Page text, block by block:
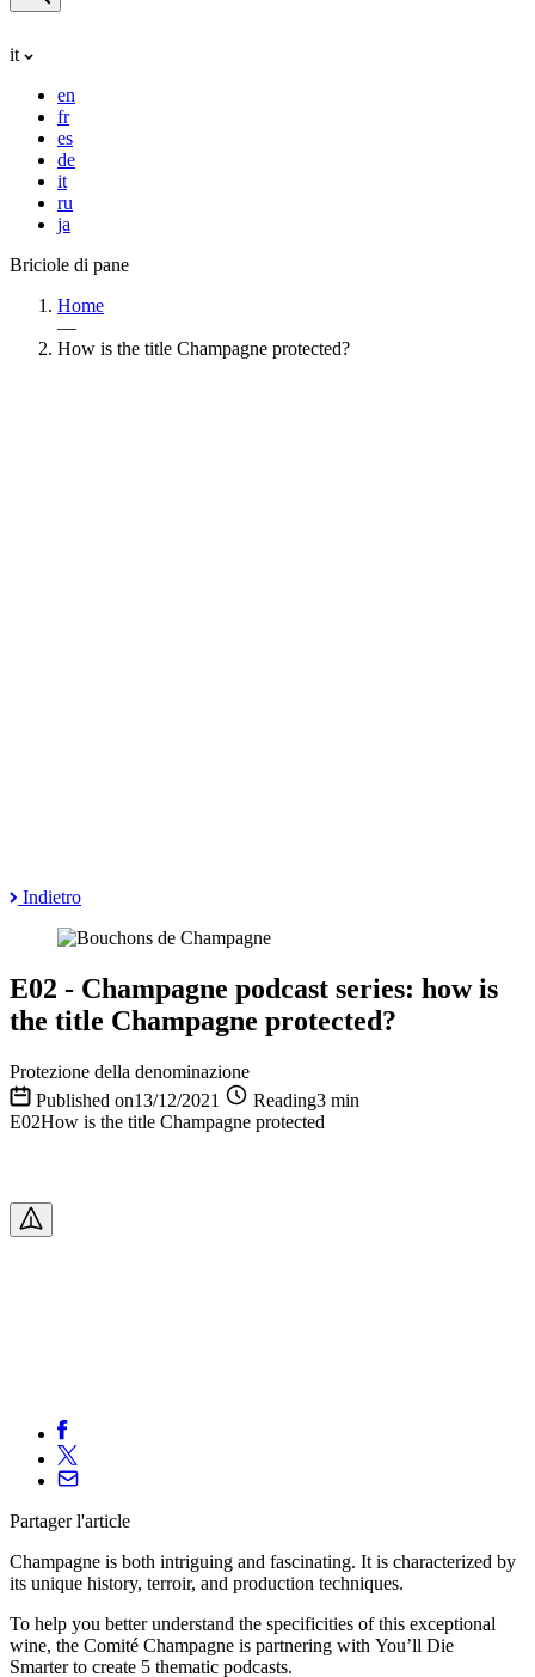
it
en
fr
es
de
it
ru
ja
Briciole di pane
Home
—
How is the title Champagne protected?
Indietro
E02 - Champagne podcast series: how is
the title Champagne protected?
Protezione della denominazione
Published on13/12/2021
Reading3 min
E02How is the title Champagne protected
Partagerl'article
Champagne is both intriguing and fascinating. It is characterized by
its unique history, terroir, and production techniques.
To help you better understand the specificities of this exceptional
wine, the Comité Champagne is partnering with You’ll Die
Smarter to create 5 thematic podcasts.